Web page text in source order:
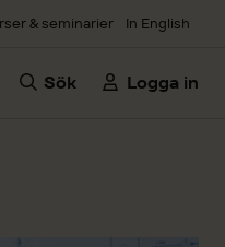
& seminarier In English
Sök Logga in